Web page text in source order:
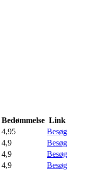
Bedømmelse Link
4,95
Besøg
4,9
Besøg
4,9
Besøg
4,9
Besøg